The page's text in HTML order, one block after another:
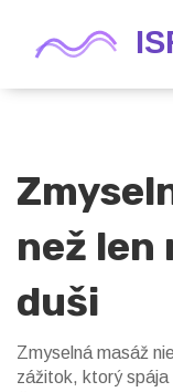
než len
duši
Zmyselná masáž
zážitok, ktorý spája